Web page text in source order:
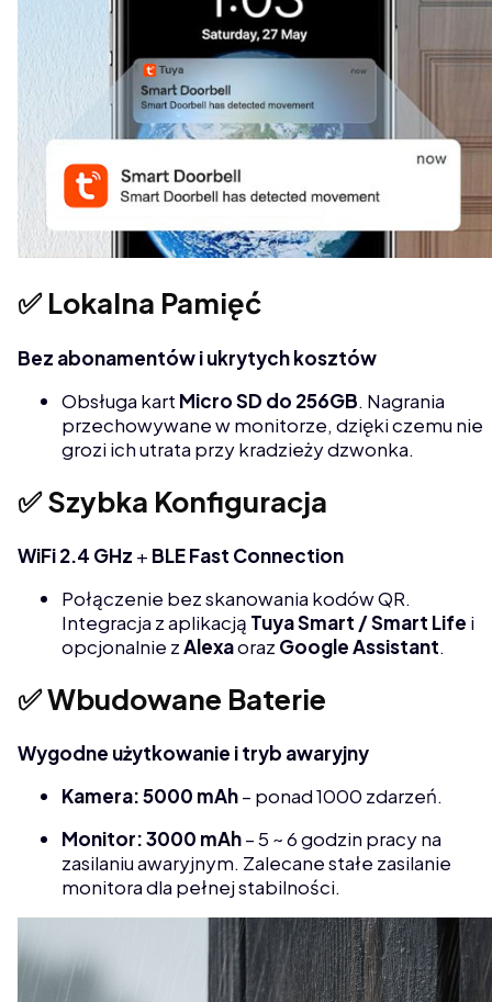
✅ Lokalna Pamięć
Bez abonamentów i ukrytych kosztów
Obsługa kart Micro SD do 256GB. Nagrania
przechowywane w monitorze, dzięki czemu nie
grozi ich utrata przy kradzieży dzwonka.
✅ Szybka Konfiguracja
WiFi 2.4 GHz + BLE Fast Connection
Połączenie bez skanowania kodów QR.
Integracja z aplikacją Tuya Smart / Smart Life i
opcjonalnie zAlexaoraz Google Assistant.
✅ Wbudowane Baterie
Wygodne użytkowanie i tryb awaryjny
Kamera: 5000 mAh– ponad 1000 zdarzeń.
Monitor: 3000 mAh– 5 ~ 6 godzin pracy na
zasilaniu awaryjnym. Zalecane stałe zasilanie
monitora dla pełnej stabilności.